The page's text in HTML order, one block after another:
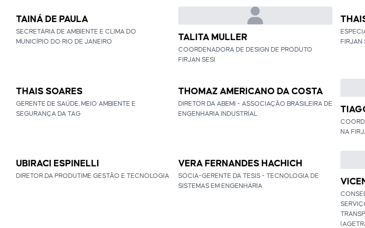
TAINÁ DE PAULA
SECRETÁRIA DE AMBIENTE E CLIMA DO
MUNICÍPIO DO RIO DE JANEIRO
TALITA MULLER
COORDENADORA DE DESIGN DE PRODUTO
FIRJAN SESI
FIRJAN
THAIS SOARES
GERENTE DE SAÚDE, MEIO AMBIENTE E
SEGURANÇA DA TAG
THOMAZ AMERICANO DA COSTA
DIRETOR DA ABEMI - ASSOCIAÇÃO BRASILEIRA DE
ENGENHARIA INDUSTRIAL
NA
UBIRACI ESPINELLI
DIRETOR DA PRODUTIME GESTÃO E TECNOLOGIA
VERA FERNANDES HACHICH
SÓCIA-GERENTE DA TESIS - TECNOLOGIA DE
SISTEMAS EM ENGENHARIA